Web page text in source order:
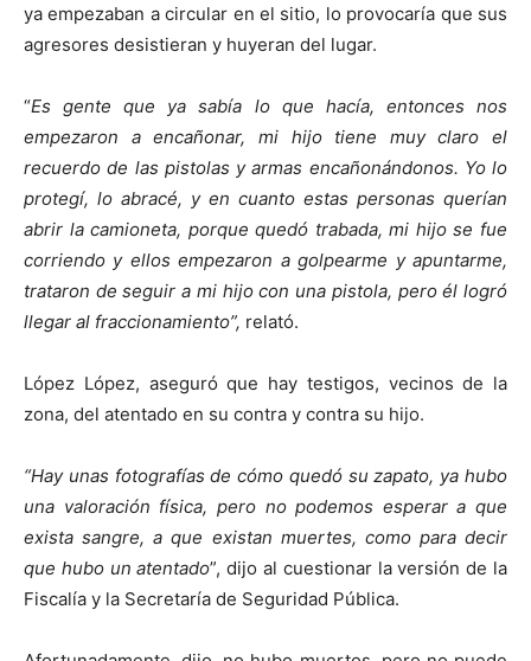
ya empezaban a circular en el sitio, lo provocaría que sus
agresores desistieran y huyeran del lugar.
“Es gente que ya sabía lo que hacía, entonces nos
empezaron a encañonar, mi hijo tiene muy claro el
recuerdo de las pistolas y armas encañonándonos. Yo lo
protegí, lo abracé, y en cuanto estas personas querían
abrir la camioneta, porque quedó trabada, mi hijo se fue
corriendo y ellos empezaron a golpearme y apuntarme,
trataron de seguir a mi hijo con una pistola, pero él logró
llegar al fraccionamiento”, relató.
López López, aseguró que hay testigos, vecinos de la
zona, del atentado en su contra y contra su hijo.
“Hay unas fotografías de cómo quedó su zapato, ya hubo
una valoración física, pero no podemos esperar a que
exista sangre, a que existan muertes, como para decir
que hubo un atentado”, dijo al cuestionar la versión de la
Fiscalía y la Secretaría de Seguridad Pública.